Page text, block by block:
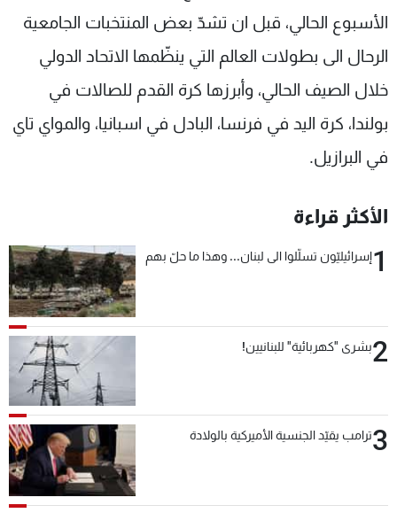
الأسبوع الحالي، قبل ان تشدّ بعض المنتخبات الجامعية
الرحال الى بطولات العالم التي ينظّمها الاتحاد الدولي
خلال الصيف الحالي، وأبرزها كرة القدم للصالات في
بولندا، كرة اليد في فرنسا، البادل في اسبانيا، والمواي تاي
في البرازيل.
الأكثر قراءة
1إسرائيليّون تسلّلوا الى لبنان... وهذا ما حلّ بهم
2بشرى "كهربائية" للبنانيين!
3ترامب يقيّد الجنسية الأميركية بالولادة